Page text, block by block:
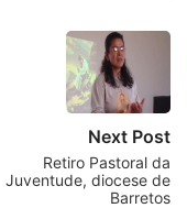
Next Post
Retiro Pastoral da
Juventude, diocese de
Barretos